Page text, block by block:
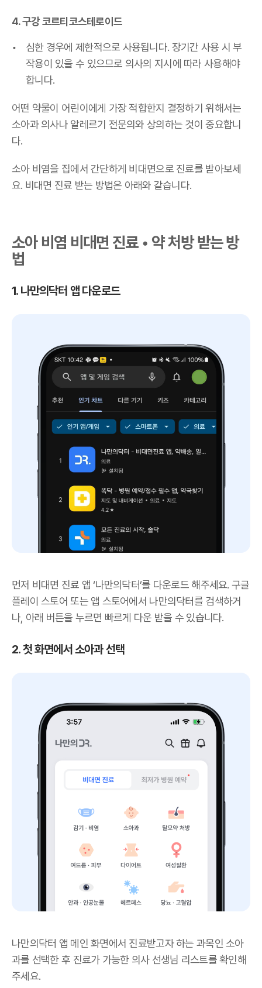
4. 구강 코르티코스테로이드
심한 경우에 제한적으로 사용됩니다. 장기간 사용 시 부
작용이 있을 수 있으므로 의사의 지시에 따라 사용해야
합니다.
어떤 약물이 어린이에게 가장 적합한지 결정하기 위해서는
소아과 의사나 알레르기 전문의와 상의하는 것이 중요합니
다.
소아 비염을 집에서 간단하게 비대면으로 진료를 받아보세
요. 비대면 진료 받는 방법은 아래와 같습니다.
소아 비염 비대면 진료 • 약 처방 받는 방
법
1. 나만의닥터 앱 다운로드
먼저 비대면 진료 앱 ‘나만의닥터’를 다운로드 해주세요. 구글
플레이 스토어 또는 앱 스토어에서 나만의닥터를 검색하거
나, 아래 버튼을 누르면 빠르게 다운 받을 수 있습니다.
2. 첫 화면에서 소아과 선택
나만의닥터 앱 메인 화면에서 진료받고자 하는 과목인 소아
과를 선택한 후 진료가 가능한 의사 선생님 리스트를 확인해
주세요.